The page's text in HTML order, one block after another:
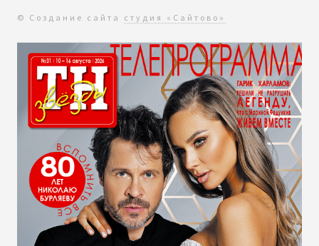
© Создание сайта студия «Сайтово»